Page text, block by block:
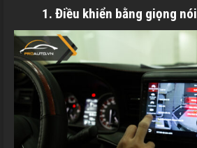
1. Điều khiển bằng giọng nói